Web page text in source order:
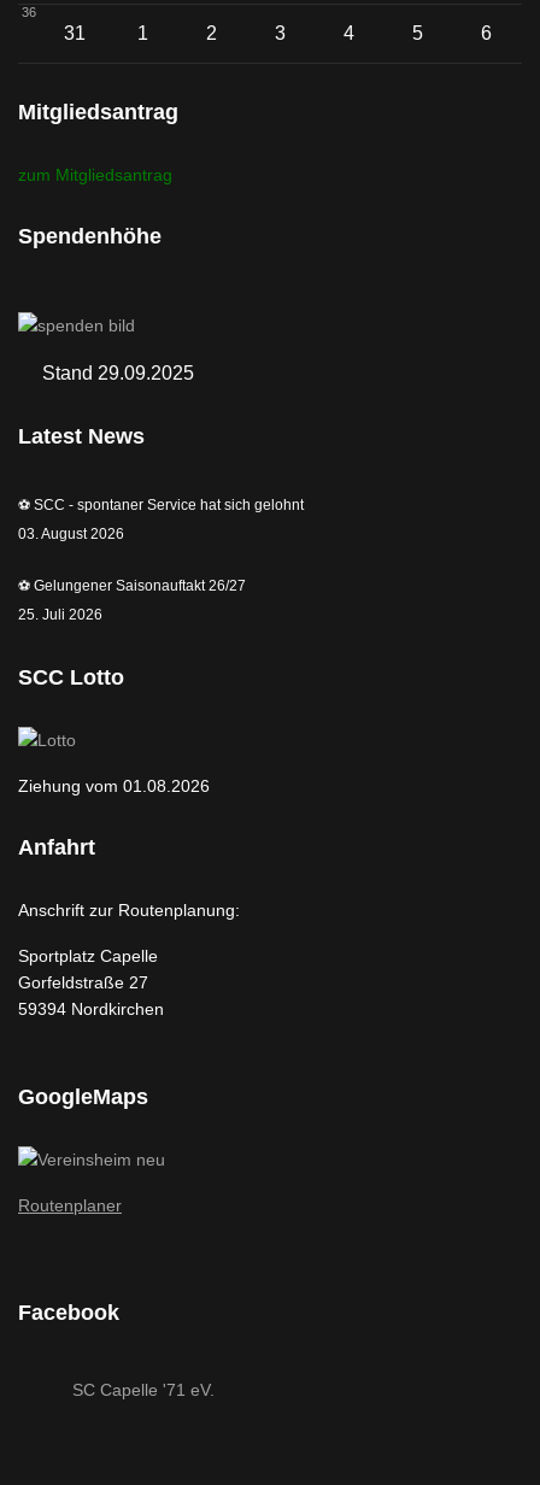
36
31 1 2 3 4 5 6
Mitgliedsantrag
zum Mitgliedsantrag
Spendenhöhe
Stand 29.09.2025
Latest News
⚽️ SCC - spontaner Service hat sich gelohnt
03. August 2026
⚽️ Gelungener Saisonauftakt 26/27
25. Juli 2026
SCC Lotto
Ziehung vom 01.08.2026
Anfahrt
Anschrift zur Routenplanung:
Sportplatz Capelle
Gorfeldstraße 27
59394 Nordkirchen
GoogleMaps
Routenplaner
Facebook
SC Capelle '71 eV.